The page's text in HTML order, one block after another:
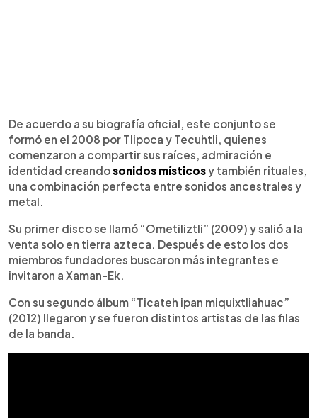
De acuerdo a su biografía oficial, este conjunto se
formó en el 2008 por Tlipoca y Tecuhtli, quienes
comenzaron a compartir sus raíces, admiración e
identidad creandosonidos místicosy también rituales,
una combinación perfecta entre sonidos ancestrales y
metal.
Su primer disco se llamó “Ometiliztli” (2009) y salió a la
venta solo en tierra azteca. Después de esto los dos
miembros fundadores buscaron más integrantes e
invitaron a Xaman-Ek.
Con su segundo álbum “Ticateh ipan miquixtliahuac”
(2012) llegaron y se fueron distintos artistas de las filas
de la banda.